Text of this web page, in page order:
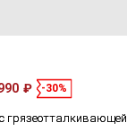
₽ -30%
грязеотталкивающей